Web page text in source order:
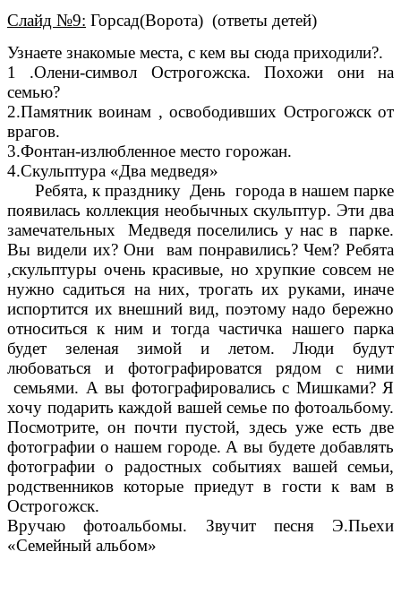
Слайд №9: Горсад(Ворота) (ответы детей)
Узнаете знакомые места, с кем вы сюда приходили?.
1 .Олени-символ Острогожска. Похожи они на
семью?
2.Памятник воинам , освободивших Острогожск от
врагов.
3.Фонтан-излюбленное место горожан.
4.Скульптура «Два медведя»
Ребята, к празднику День города в нашем парке
появилась коллекция необычных скульптур. Эти два
замечательных Медведя поселились у нас в парке.
Вы видели их? Они вам понравились? Чем? Ребята
,скульптуры очень красивые, но хрупкие совсем не
нужно садиться на них, трогать их руками, иначе
испортится их внешний вид, поэтому надо бережно
относиться к ним и тогда частичка нашего парка
будет зеленая зимой и летом. Люди будут
любоваться и фотографироватся рядом с ними
семьями. А вы фотографировались с Мишками? Я
хочу подарить каждой вашей семье по фотоальбому.
Посмотрите, он почти пустой, здесь уже есть две
фотографии о нашем городе. А вы будете добавлять
фотографии о радостных событиях вашей семьи,
родственников которые приедут в гости к вам в
Острогожск.
Вручаю фотоальбомы. Звучит песня Э.Пьехи
«Семейный альбом»